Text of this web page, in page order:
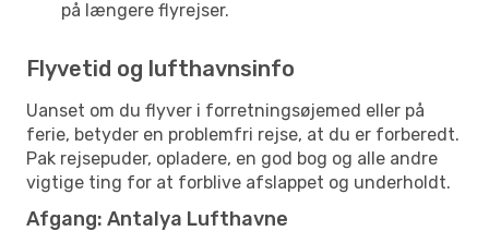
på længere flyrejser.
Flyvetid og lufthavnsinfo
Uanset om du flyver i forretningsøjemed eller på
ferie, betyder en problemfri rejse, at du er forberedt.
Pak rejsepuder, opladere, en god bog og alle andre
vigtige ting for at forblive afslappet og underholdt.
Afgang: Antalya Lufthavne